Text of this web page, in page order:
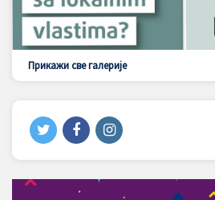
Прикажи све галерије